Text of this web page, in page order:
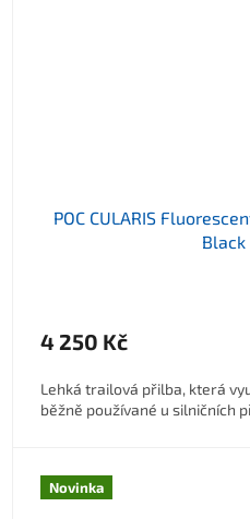
POC CULARIS
4 250 Kč
Lehká trailová přilba, která
běžně používané u silničních
Novinka